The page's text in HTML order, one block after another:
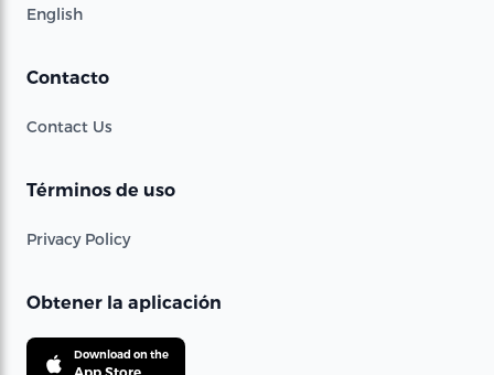
English
Contacto
Contact Us
Términos de uso
Privacy Policy
Obtener la aplicación
Download on the